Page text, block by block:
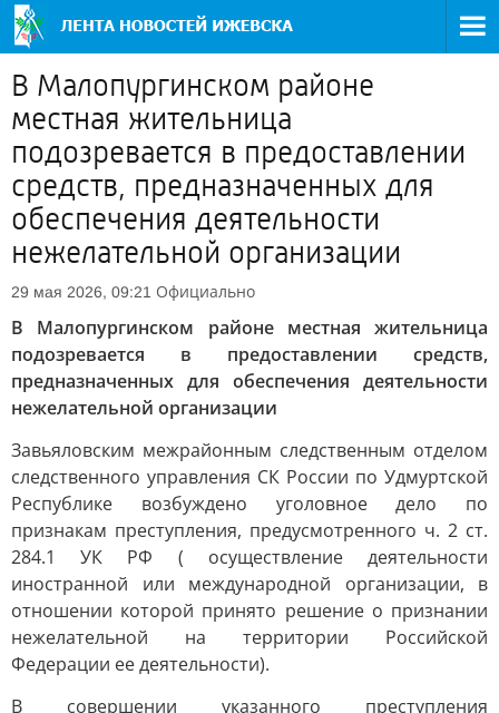
В Малопургинском районе
местная жительница
подозревается в предоставлении
средств, предназначенных для
обеспечения деятельности
нежелательной организации
29 мая 2026, 09:21 Официально
В Малопургинском районе местная жительница
подозревается в предоставлении средств,
предназначенных для обеспечения деятельности
нежелательной организации
Завьяловским межрайонным следственным отделом
следственного управления СК России по Удмуртской
Республике возбуждено уголовное дело по
признакам преступления, предусмотренного ч. 2 ст.
284.1 УК РФ ( осуществление деятельности
иностранной или международной организации, в
отношении которой принято решение о признании
нежелательной на территории Российской
Федерации ее деятельности).
В совершении указанного преступления